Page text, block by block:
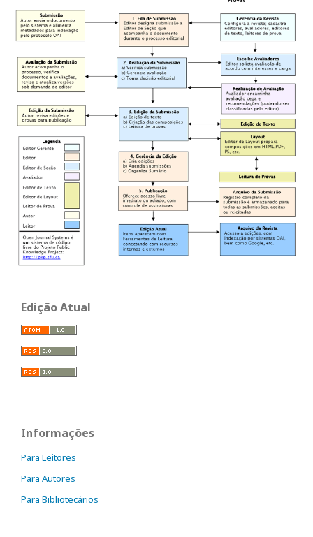
Edição Atual
Informações
Para Leitores
Para Autores
Para Bibliotecários